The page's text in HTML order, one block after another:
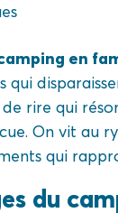
en
qui
rire qui
On vit au
qui
du